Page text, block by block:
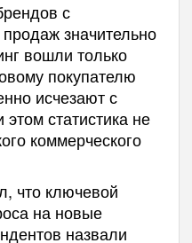
с
значительно
вошли только
покупателю
исчезают с
статистика не
коммерческого
что ключевой
на новые
назвали